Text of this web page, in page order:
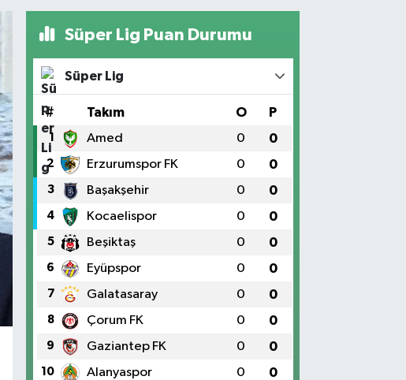
Süper Lig Puan Durumu
Süper Lig
# Takım O P
1 Amed 0 0
2 Erzurumspor FK 0 0
3 Başakşehir 0 0
4 Kocaelispor 0 0
5 Beşiktaş 0 0
6 Eyüpspor 0 0
7 Galatasaray 0 0
8 Çorum FK 0 0
9 Gaziantep FK 0 0
10 Alanyaspor 0 0